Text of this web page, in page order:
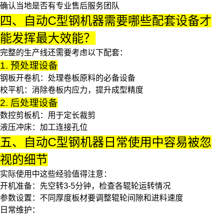
确认当地是否有专业售后服务团队
四、自动C型钢机器需要哪些配套设备才
能发挥最大效能？
完整的生产线还需要考虑以下配套：
1. 预处理设备
钢板开卷机：处理卷板原料的必备设备
校平机：消除卷板内应力，提升成型精度
2. 后处理设备
数控剪板机：用于定长裁剪
液压冲床：加工连接孔位
五、自动C型钢机器日常使用中容易被忽
视的细节
实际使用中这些经验值得注意：
开机准备：先空转3-5分钟，检查各辊轮运转情况
参数设置 ：不同厚度板材要调整辊轮间隙和进料速度
日常维护 ：